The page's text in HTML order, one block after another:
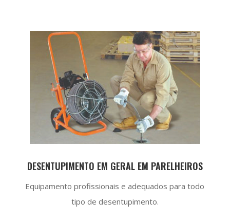
DESENTUPIMENTO EM GERAL EM PARELHEIROS
Equipamento profissionais e adequados para todo
tipo de desentupimento.